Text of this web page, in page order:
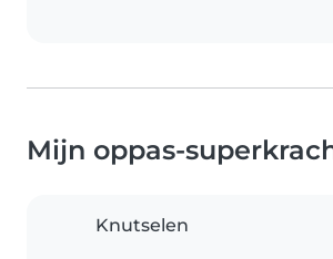
Mijn oppas-
Knutselen